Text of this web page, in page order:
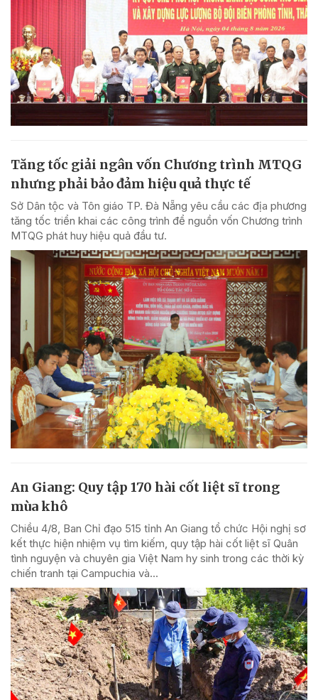
Tăng tốc giải ngân vốn Chương trình MTQG
nhưng phải bảo đảm hiệu quả thực tế
Sở Dân tộc và Tôn giáo TP. Đà Nẵng yêu cầu các địa phương
tăng tốc triển khai các công trình để nguồn vốn Chương trình
MTQG phát huy hiệu quả đầu tư.
An Giang: Quy tập 170 hài cốt liệt sĩ trong
mùa khô
Chiều 4/8, Ban Chỉ đạo 515 tỉnh An Giang tổ chức Hội nghị sơ
kết thực hiện nhiệm vụ tìm kiếm, quy tập hài cốt liệt sĩ Quân
tình nguyện và chuyên gia Việt Nam hy sinh trong các thời kỳ
chiến tranh tại Campuchia và...